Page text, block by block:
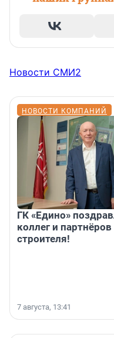
Новости СМИ2
НОВОСТИ КОМПАНИЙ
ГК «Едино»
коллег и
строителя!
7 августа, 13:41